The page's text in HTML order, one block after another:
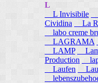
L
L Invisibile
Cividina
La
labo creme
LAGRAMA
LAMP
Production
Laufen